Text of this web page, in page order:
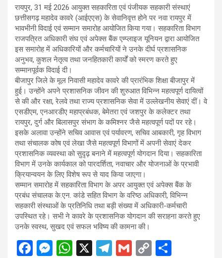
रायपुर, 31 मई 2026 आयुक्त सहकारिता एवं पंजीयक सहकारी संस्थाएं
छत्तीसगढ़ महादेव कावरे (आईएएस) के सेवानिवृत्त होने पर नवा रायपुर में
भावभीनी विदाई एवं सम्मान समारोह आयोजित किया गया। सहकारिता विभाग
राजपत्रित अधिकारी संघ एवं अपेक्स बैंक एम्प्लाइज यूनियन द्वारा आयोजित
इस समारोह में अधिकारियों और कर्मचारियों ने उनके दीर्घ प्रशासनिक
अनुभव, कुशल नेतृत्व तथा जनहितकारी कार्यों को स्मरण करते हुए
सम्मानपूर्वक विदाई दी।
बीजापुर जिले के मूल निवासी महादेव कावरे की प्रारंभिक शिक्षा बीजापुर में
हुई। उन्होंने अपने प्रशासनिक जीवन की शुरुआत विभिन्न महत्वपूर्ण दायित्वों
से की और रक्षा, रेलवे तथा राज्य प्रशासनिक सेवा में उल्लेखनीय सेवाएं दीं। वे
एसडीएम, एनआरडीए महाप्रबंधक, बेमेतरा एवं जशपुर के कलेक्टर तथा
रायपुर, दुर्ग और बिलासपुर संभाग के कमिश्नर जैसे महत्वपूर्ण पदों पर रहे।
इसके अलावा उन्होंने सचिव आवास एवं पर्यावरण, सचिव आबकारी, गृह विभाग
तथा संचालक कोष एवं लेखा जैसे महत्वपूर्ण विभागों में अपनी सेवाएं देकर
प्रशासनिक व्यवस्था को सुदृढ़ बनाने में महत्वपूर्ण योगदान दिया। सहकारिता
विभाग में उनके कार्यकाल को पारदर्शिता, नवाचार और योजनाओं के प्रभावी
क्रियान्वयन के लिए विशेष रूप से याद किया जाएगा।
सम्मान समारोह में सहकारिता विभाग के अपर आयुक्त एवं अपेक्स बैंक के
प्रबंध संचालक के.एन. कांडे सहित विभाग के वरिष्ठ अधिकारी, विभिन्न
सहकारी संस्थाओं के प्रतिनिधि तथा बड़ी संख्या में अधिकारी-कर्मचारी
उपस्थित रहे। सभी ने कावरे के प्रशासनिक योगदान की सराहना करते हुए
उनके स्वस्थ, सुखद एवं सफल भविष्य की कामना की।
F
M W X
T
G
C